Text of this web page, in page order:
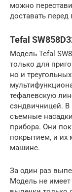
можно
доставать
Tefal
Модель Tefal
только для
но и
тефалевскую
сэндвичницей. В
съемные
прибора. Они
покрытием, и
машине.
За один раз
Модель не имеет